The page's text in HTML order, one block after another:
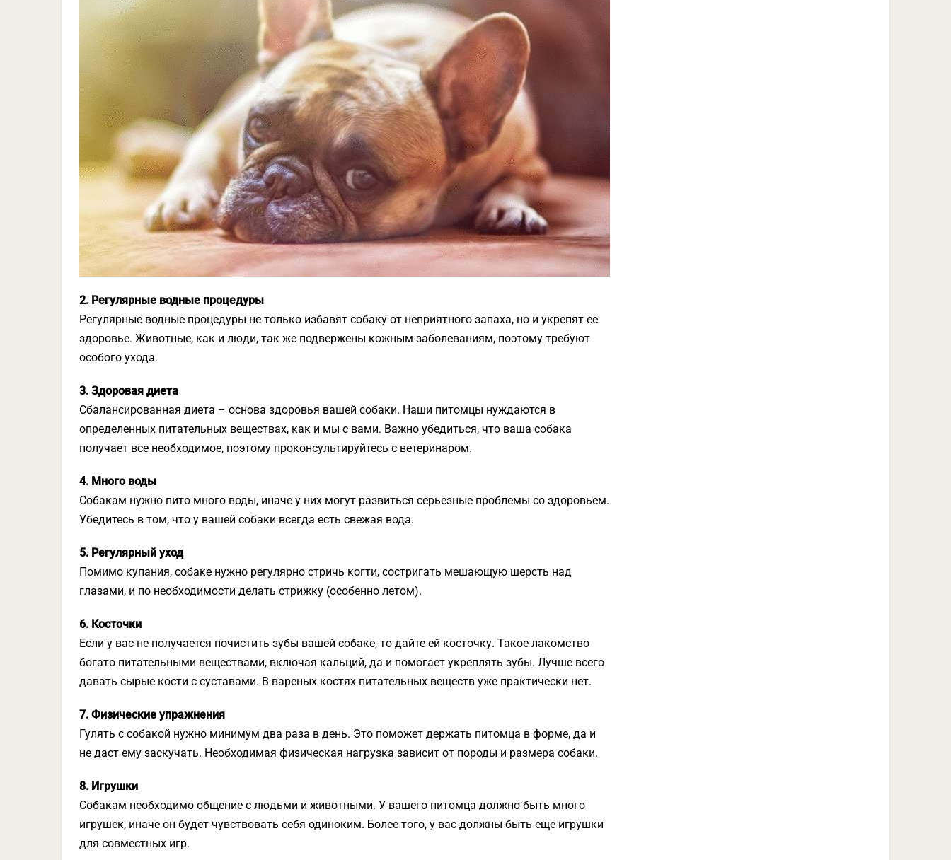
2. Регулярные водные процедуры
Регулярные водные процедуры не только избавят собаку от неприятного запаха, но и укрепят ее
здоровье. Животные, как и люди, так же подвержены кожным заболеваниям, поэтому требуют
особого ухода.
3. Здоровая диета
Сбалансированная диета – основа здоровья вашей собаки. Наши питомцы нуждаются в
определенных питательных веществах, как и мы с вами. Важно убедиться, что ваша собака
получает все необходимое, поэтому проконсультируйтесь с ветеринаром.
4. Много воды
Собакам нужно пито много воды, иначе у них могут развиться серьезные проблемы со здоровьем.
Убедитесь в том, что у вашей собаки всегда есть свежая вода.
5. Регулярный уход
Помимо купания, собаке нужно регулярно стричь когти, состригать мешающую шерсть над
глазами, и по необходимости делать стрижку (особенно летом).
6. Косточки
Если у вас не получается почистить зубы вашей собаке, то дайте ей косточку. Такое лакомство
богато питательными веществами, включая кальций, да и помогает укреплять зубы. Лучше всего
давать сырые кости с суставами. В вареных костях питательных веществ уже практически нет.
7. Физические упражнения
Гулять с собакой нужно минимум два раза в день. Это поможет держать питомца в форме, да и
не даст ему заскучать. Необходимая физическая нагрузка зависит от породы и размера собаки.
8. Игрушки
Собакам необходимо общение с людьми и животными. У вашего питомца должно быть много
игрушек, иначе он будет чувствовать себя одиноким. Более того, у вас должны быть еще игрушки
для совместных игр.